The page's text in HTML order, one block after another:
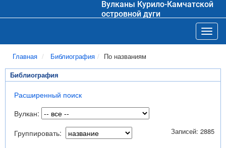
Вулканы Курило-Камчатской
островной дуги
Главная Библиография По названиям
Библиография
Расширенный поиск
Вулкан:
Группировать:
Записей: 2885